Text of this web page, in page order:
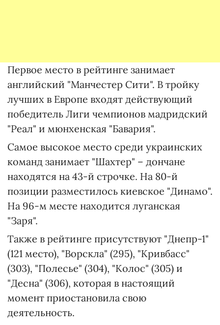
Первое место в рейтинге занимает
английский "Манчестер Сити". В тройку
лучших в Европе входят действующий
победитель Лиги чемпионов мадридский
"Реал" и мюнхенская "Бавария".
Самое высокое место среди украинских
команд занимает "Шахтер" – дончане
находятся на 43-й строчке. На 80-й
позиции разместилось киевское "Динамо".
На 96-м месте находится луганская
"Заря".
Также в рейтинге присутствуют "Днепр-1"
(121 место), "Ворскла" (295), "Кривбасс"
(303), "Полесье" (304), "Колос" (305) и
"Десна" (306), которая в настоящий
момент приостановила свою
деятельность.